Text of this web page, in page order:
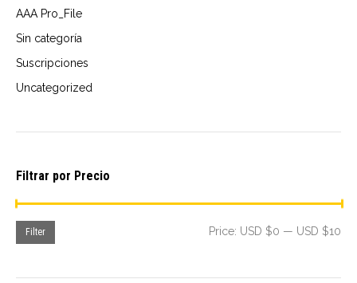
AAA Pro_File
Sin categoría
Suscripciones
Uncategorized
Filtrar por Precio
Filter Price: USD $0 — USD $10